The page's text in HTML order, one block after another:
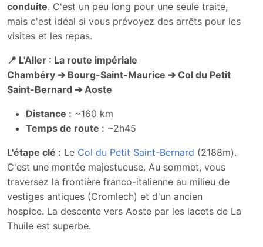
conduite. C'est un peu long pour une seule traite,
mais c'est idéal si vous prévoyez des arrêts pour les
visites et les repas.
📍 L'Aller : La route impériale
Chambéry ➔ Bourg-Saint-Maurice ➔ Col du Petit
Saint-Bernard ➔ Aoste
Distance : ~160 km
Temps de route : ~2h45
L'étape clé : Le Col du Petit Saint-Bernard (2188m).
C'est une montée majestueuse. Au sommet, vous
traversez la frontière franco-italienne au milieu de
vestiges antiques (Cromlech) et d'un ancien
hospice. La descente vers Aoste par les lacets de La
Thuile est superbe.